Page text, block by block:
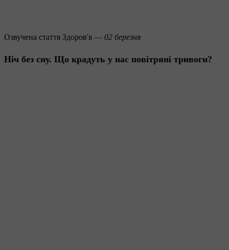
Озвучена стаття Здоров'я — 02 березня
Ніч без сну. Що крадуть у нас повітряні тривоги?